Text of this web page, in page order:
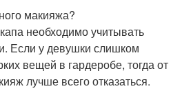
макияжа?
необходимо учитывать
Если у девушки слишком
вещей в гардеробе, тогда от
лучше всего отказаться.